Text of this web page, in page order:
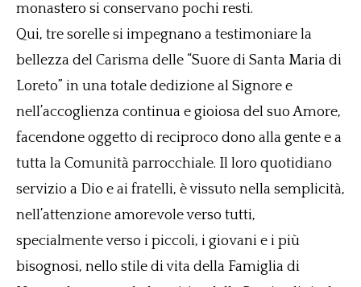
monastero si conservano pochi resti.
Qui, tre sorelle si impegnano a testimoniare la
bellezza del Carisma delle “Suore di Santa Maria di
Loreto” in una totale dedizione al Signore e
nell’accoglienza continua e gioiosa del suo Amore,
facendone oggetto di reciproco dono alla gente e a
tutta la Comunità parrocchiale. Il loro quotidiano
servizio a Dio e ai fratelli, è vissuto nella semplicità,
nell’attenzione amorevole verso tutti,
specialmente verso i piccoli, i giovani e i più
bisognosi, nello stile di vita della Famiglia di